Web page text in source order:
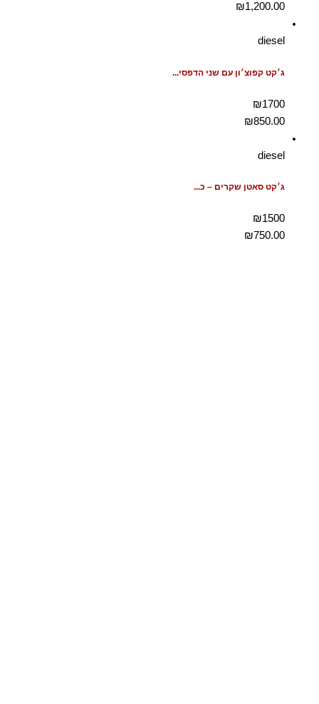
₪1,200.00
diesel
ג׳קט קפוצ׳ון עם שני הדפסי...
₪1700
₪850.00
diesel
ג׳קט סאטן שקרים – כ...
₪1500
₪750.00